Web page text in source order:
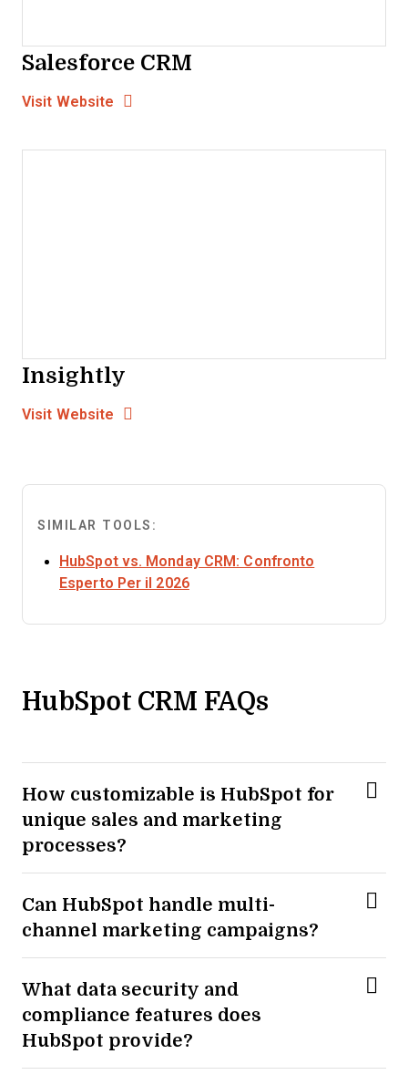
Salesforce CRM
Visit Website Opens New Window
Insightly
Visit Website Opens New Window
SIMILAR TOOLS:
HubSpot vs. Monday CRM: Confronto
Esperto Per il 2026Opens new window
HubSpot CRM FAQs
How customizable is HubSpot for
unique sales and marketing
processes?
Can HubSpot handle multi-
channel marketing campaigns?
What data security and
compliance features does
HubSpot provide?